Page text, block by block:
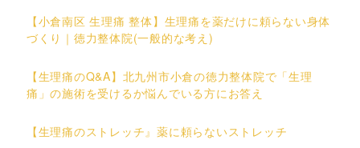
【小倉南区 生理痛 整体】生理痛を薬だけに頼らない身体
づくり｜徳力整体院(一般的な考え)
【生理痛のQ&A】北九州市小倉の徳力整体院で「生理
痛」の施術を受けるか悩んでいる方にお答え
【生理痛のストレッチ』薬に頼らないストレッチ